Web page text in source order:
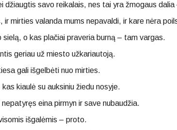
džiaugtis savo reikalais, nes tai yra žmogaus
mirties valanda mums nepavaldi, ir kare nėra
o kas plačiai praveria burną – tam vargas.
geriau už miesto užkariautoją.
gali išgelbėti nuo mirties.
kiaulė su auksiniu žiedu nosyje.
eina pirmyn ir save nubaudžia.
išgalėmis – proto.